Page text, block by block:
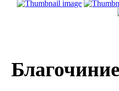
Благочиние